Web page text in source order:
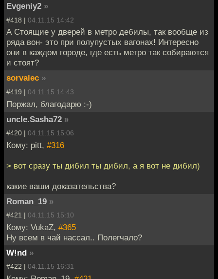
Evgeniy2 »
#418 | 04.11.15 14:42
А Стоящие у дверей в метро дебилы, так вообще из
ряда вон- это при полупустых вагонах! Интересно
они в каждом городе, где есть метро так собираются
и стоят?
sorvalec »
#419 | 04.11.15 14:43
Поржал, благодарю :-)
uncle.Sasha72 »
#420 | 04.11.15 15:06
Кому: pitt, #316
> вот сразу ты дибил ты дибил, а я вот не дибил)
какие ваши доказательства?
Roman_19 »
#421 | 04.11.15 15:10
Кому: VukaZ, #365
Ну всем в чай нассал.. Полегчало?
W!nd »
#422 | 04.11.15 16:31